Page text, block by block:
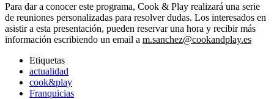
Para dar a conocer este programa, Cook & Play realizará una serie
de reuniones personalizadas para resolver dudas. Los interesados en
asistir a esta presentación, pueden reservar una hora y recibir más
información escribiendo un email a m.sanchez@cookandplay.es
Etiquetas
actualidad
cook&play
Franquicias